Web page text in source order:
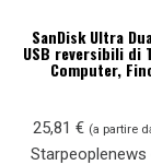
SanDisk Ultra
USB reversibili di
Computer,
25,81 € (a partire